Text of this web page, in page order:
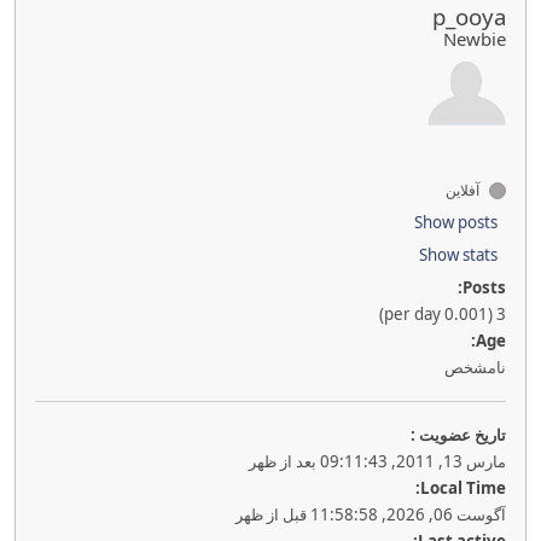
p_ooya
Newbie
آفلاین
Show posts
Show stats
Posts:
3 (0.001 per day)
Age:
نامشخص
تاريخ عضويت :
مارس 13, 2011, 09:11:43 بعد از ظهر
Local Time:
آگوست 06, 2026, 11:58:58 قبل از ظهر